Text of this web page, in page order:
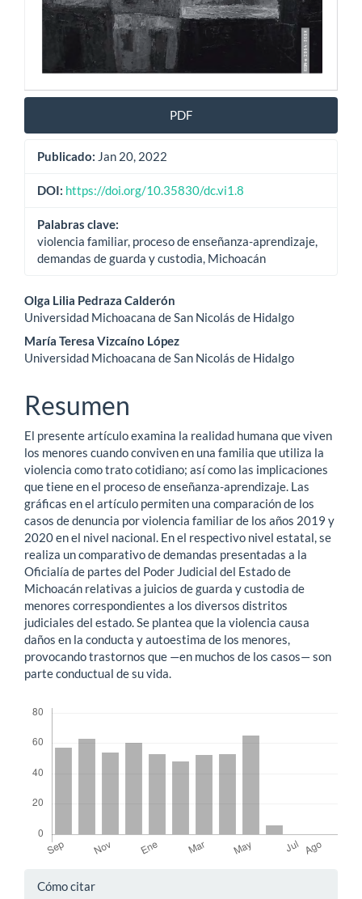
PDF
Publicado: Jan 20, 2022
DOI: https://doi.org/10.35830/dc.vi1.8
Palabras clave:
violencia familiar, proceso de enseñanza-aprendizaje,
demandas de guarda y custodia, Michoacán
Contenido
principal
del
artículo
Olga Lilia Pedraza Calderón
Universidad Michoacana de San Nicolás de Hidalgo
María Teresa Vizcaíno López
Universidad Michoacana de San Nicolás de Hidalgo
Resumen
El presente artículo examina la realidad humana que viven
los menores cuando conviven en una familia que utiliza la
violencia como trato cotidiano; así como las implicaciones
que tiene en el proceso de enseñanza-aprendizaje. Las
gráficas en el artículo permiten una comparación de los
casos de denuncia por violencia familiar de los años 2019 y
2020 en el nivel nacional. En el respectivo nivel estatal, se
realiza un comparativo de demandas presentadas a la
Oficialía de partes del Poder Judicial del Estado de
Michoacán relativas a juicios de guarda y custodia de
menores correspondientes a los diversos distritos
judiciales del estado. Se plantea que la violencia causa
daños en la conducta y autoestima de los menores,
provocando trastornos que —en muchos de los casos— son
parte conductual de su vida.
Detalles
Cómo citar